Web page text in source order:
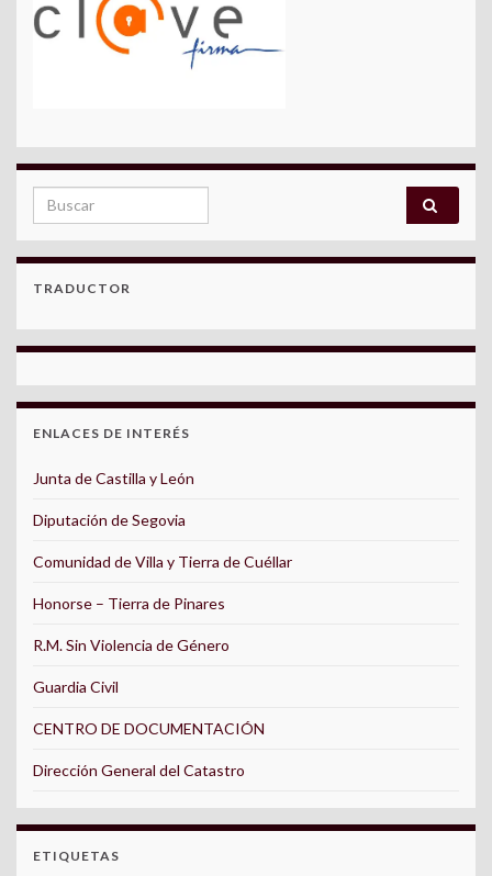
Search for:
TRADUCTOR
ENLACES DE INTERÉS
Junta de Castilla y León
Diputación de Segovia
Comunidad de Villa y Tierra de Cuéllar
Honorse – Tierra de Pinares
R.M. Sin Violencia de Género
Guardia Civil
CENTRO DE DOCUMENTACIÓN
Dirección General del Catastro
ETIQUETAS